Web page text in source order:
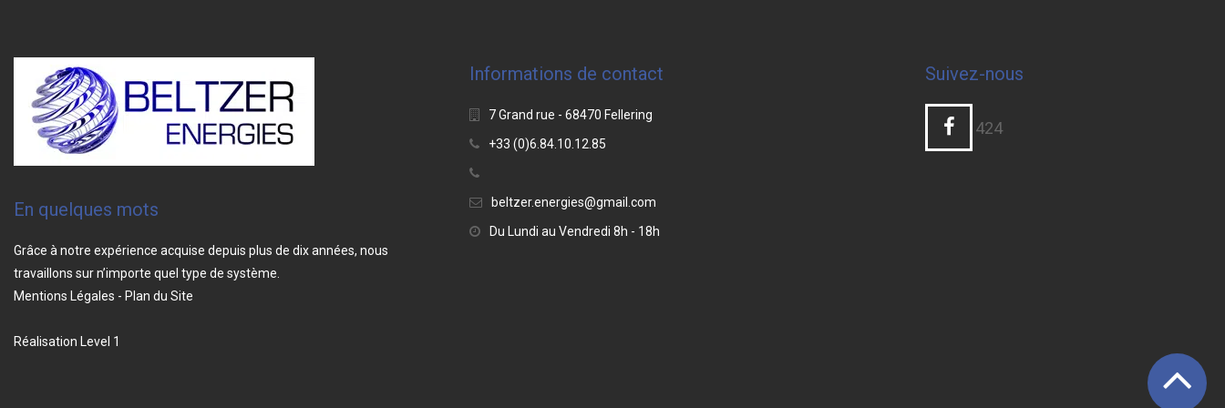
En quelques mots
Grâce à notre expérience acquise depuis plus de dix années, nous
travaillons sur n’importe quel type de système.
Mentions Légales - Plan du Site
Réalisation Level 1
Informations de contact
7 Grand rue - 68470 Fellering
+33 (0)6.84.10.12.85
beltzer.energies@gmail.com
Du Lundi au Vendredi 8h - 18h
Suivez-nous
424